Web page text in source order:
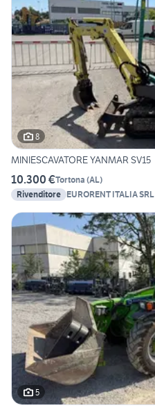
8
MINIESCAVATORE YANMAR SV15
10.300 €Tortona (AL)
Rivenditore EURORENT ITALIA SRL
5